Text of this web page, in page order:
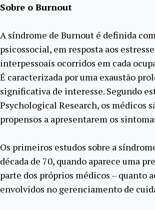
Sobre o Burnout
A síndrome de Burnout é definida
psicossocial, em resposta aos
interpessoais ocorridos em cada
É caracterizada por uma exaustão
significativa de interesse. Segundo
Psychological Research, os médicos
propensos a apresentarem os
Os primeiros estudos sobre a
década de 70, quando aparece uma
parte dos próprios médicos – quanto
envolvidos no gerenciamento de